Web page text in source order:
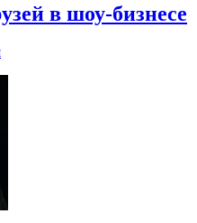
в шоу-бизнесе